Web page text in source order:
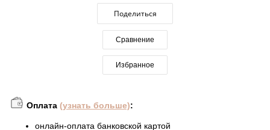
Поделиться
Сравнение
Избранное
Оплата (узнать больше):
онлайн-оплата банковской картой